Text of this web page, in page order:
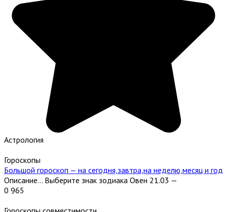
Астрология
Гороскопы
Большой гороскоп — на сегодня,завтра,на неделю,месяц и год
Описание… Выберите знак зодиака Овен 21.03 —
0 965